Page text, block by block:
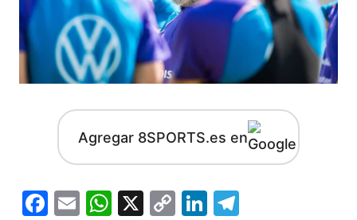
Agregar 8SPORTS.es en
Facebook
EmailWhatsApp
X
CopyLinkedIn